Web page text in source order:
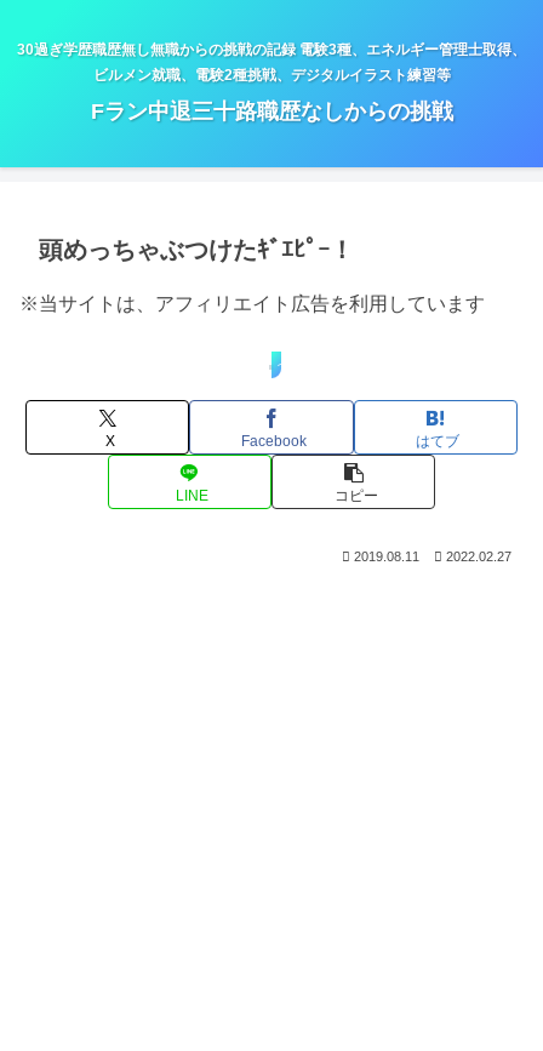
30過ぎ学歴職歴無し無職からの挑戦の記録 電験3種、エネルギー管理士取得、
ビルメン就職、電験2種挑戦、デジタルイラスト練習等
Fラン中退三十路職歴なしからの挑戦
頭めっちゃぶつけたｷﾞｴﾋﾟｰ！
※当サイトは、アフィリエイト広告を利用しています
イラスト
X Facebook はてブ
LINE コピー
2019.08.11 2022.02.27